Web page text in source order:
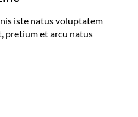
iste natus voluptatem
pretium et arcu natus